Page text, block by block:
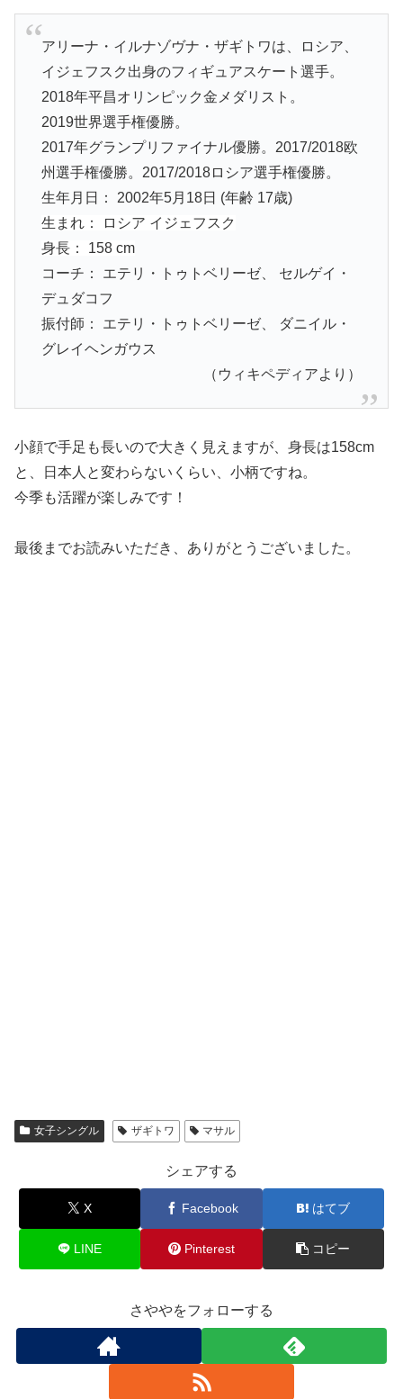
アリーナ・イルナゾヴナ・ザギトワは、ロシア、
イジェフスク出身のフィギュアスケート選手。
2018年平昌オリンピック金メダリスト。
2019世界選手権優勝。
2017年グランプリファイナル優勝。2017/2018欧
州選手権優勝。2017/2018ロシア選手権優勝。
生年月日： 2002年5月18日 (年齢 17歳)
生まれ：
ロシア イジェフスク
身長： 158 cm
コーチ： エテリ・トゥトベリーゼ、 セルゲイ・
デュダコフ
振付師： エテリ・トゥトベリーゼ、 ダニイル・
グレイヘンガウス
（ウィキペディアより）
小顔で手足も長いので大きく見えますが、身長は158cm
と、日本人と変わらないくらい、小柄ですね。
今季も活躍が楽しみです！
最後までお読みいただき、ありがとうございました。
女子シングル ザギトワ マサル
シェアする
X Facebook はてブ
LINE Pinterest コピー
さややをフォローする